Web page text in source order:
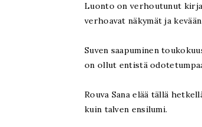
Luonto on verhoutunut
verhoavat näkymät ja
Suven saapuminen
on ollut entistä
Rouva Sana elää tällä
kuin talven ensilumi.